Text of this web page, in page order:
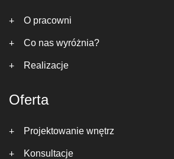
O pracowni
Co nas wyróżnia?
Realizacje
Oferta
Projektowanie wnętrz
Konsultacje